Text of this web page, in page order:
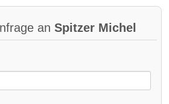
an Spitzer Michel